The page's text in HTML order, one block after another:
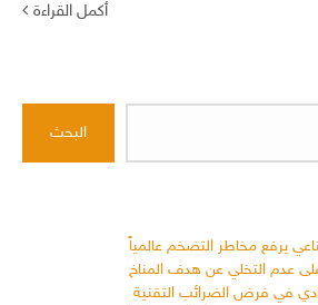
أكمل القراءة
البحث
يرفع مخاطر التضخم عالمياً
عدم التخلي عن هدف المناخ
في فرض الضرائب التقنية